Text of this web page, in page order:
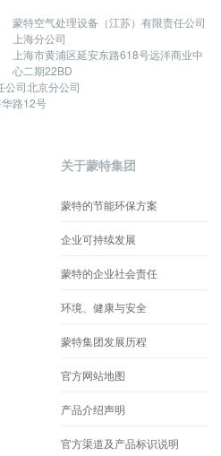
蒙特空气处理设备（江苏）有限责任公司
上海分公司
上海市黄浦区延安东路618号远洋商业中
心二期22BD
公司北京分公司
路12号
关于蒙特集团
蒙特的节能环保方案
企业可持续发展
蒙特的企业社会责任
环境、健康与安全
蒙特集团发展历程
官方网站地图
产品介绍声明
官方渠道及产品标识说明